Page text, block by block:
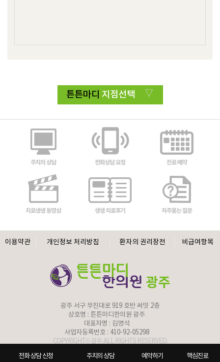
튼튼마디 지점선택
주치의 상담 전화상담 요청 진료 예약
치료생생 동영상 생생 치료후기 자주묻는 질문
이용약관 개인정보 처리방침 환자의 권리장전 비급여항목
광주 서구 무진대로 919 호반 써밋 2층
상호명 : 튼튼마디한의원 광주
대표자명 : 김영석
사업자등록번호 : 410-92-05298
COPYRIGHT© 광주. ALL RIGHTS RESERVED.
병원홈페이지제작
전화 상담 신청 주치의 상담 예약하기 핵심진료